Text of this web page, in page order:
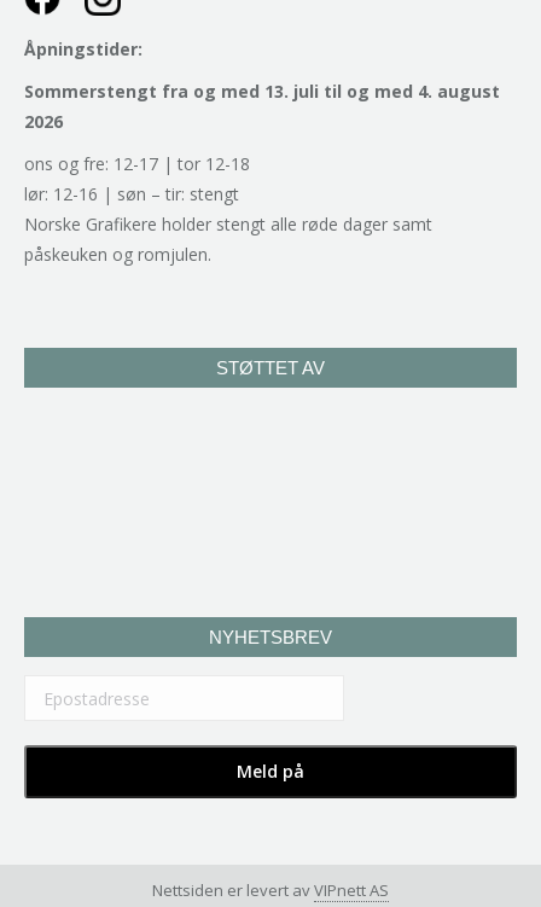
Åpningstider:
Sommerstengt fra og med 13. juli til og med 4. august
2026
ons og fre: 12-17 | tor 12-18
lør: 12-16 | søn – tir: stengt
Norske Grafikere holder stengt alle røde dager samt
påskeuken og romjulen.
STØTTET AV
NYHETSBREV
Nettsiden er levert avVIPnett AS